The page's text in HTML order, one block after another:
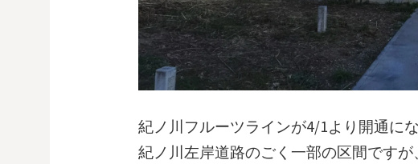
紀ノ川フルーツラインが4/1より開通にな
紀ノ川左岸道路のごく一部の区間です